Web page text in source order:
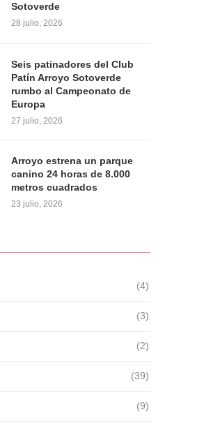
Sotoverde
28 julio, 2026
Seis patinadores del Club
Patín Arroyo Sotoverde
rumbo al Campeonato de
Europa
27 julio, 2026
Arroyo estrena un parque
canino 24 horas de 8.000
metros cuadrados
23 julio, 2026
(4)
(3)
(2)
(39)
(9)